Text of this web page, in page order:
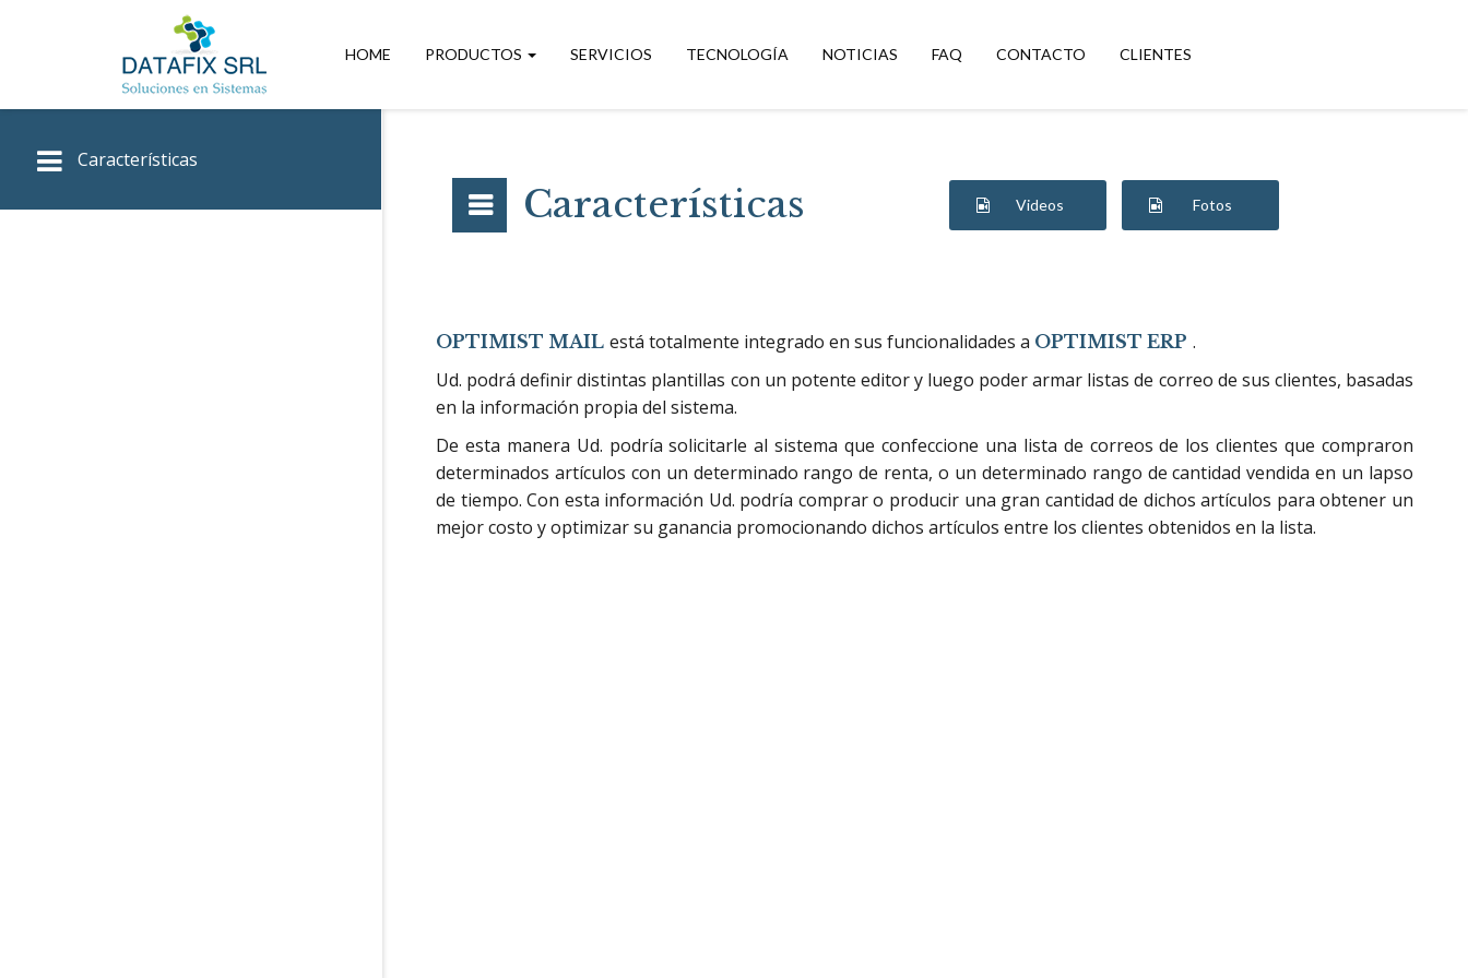
en
HOME PRODUCTOS SERVICIOS TECNOLOGÍA NOTICIAS FAQ CONTACTO CLIENTES
Características
Características Videos Fotos
OPTIMIST MAIL está totalmente integrado en sus funcionalidades a OPTIMIST ERP .
Ud. podrá definir distintas plantillas con un potente editor y luego poder armar listas de correo de sus clientes, basadas
en la información propia del sistema.
De esta manera Ud. podría solicitarle al sistema que confeccione una lista de correos de los clientes que compraron
determinados artículos con un determinado rango de renta, o un determinado rango de cantidad vendida en un lapso
de tiempo. Con esta información Ud. podría comprar o producir una gran cantidad de dichos artículos para obtener un
mejor costo y optimizar su ganancia promocionando dichos artículos entre los clientes obtenidos en la lista.